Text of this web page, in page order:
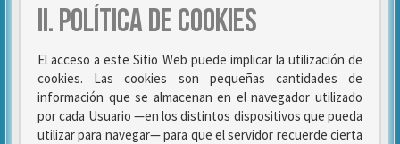
II. POLÍTICA DE COOKIES
El acceso a este Sitio Web puede implicar la utilización de
cookies. Las cookies son pequeñas cantidades de
información que se almacenan en el navegador utilizado
por cada Usuario —en los distintos dispositivos que pueda
utilizar para navegar— para que el servidor recuerde cierta